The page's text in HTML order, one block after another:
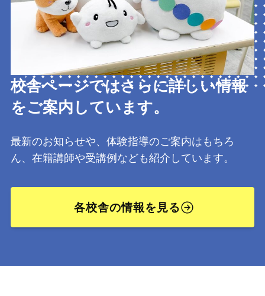
校舎ページではさらに詳しい情報
をご案内しています。
最新のお知らせや、体験指導のご案内はもちろ
ん、在籍講師や受講例なども紹介しています。
各校舎の情報を見る